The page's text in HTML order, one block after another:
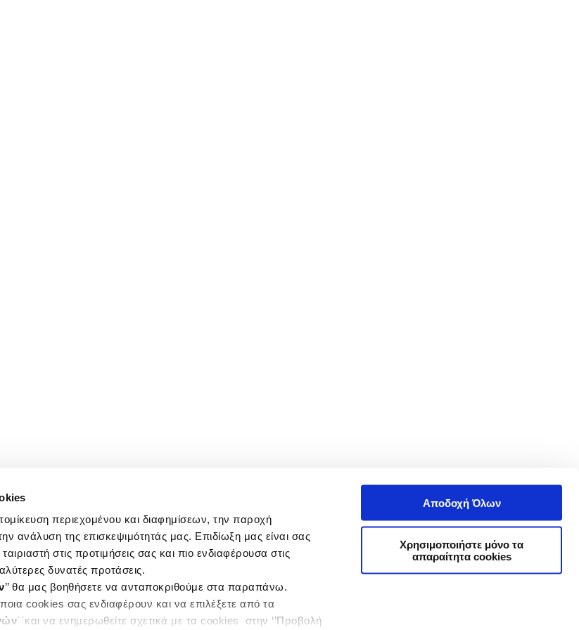
περιεχομένου και διαφημίσεων, την παροχή
ανάλυση της επισκεψιμότητάς μας. Επιδίωξη μας είναι σας
στις προτιμήσεις σας και πιο ενδιαφέρουσα στις
δυνατές προτάσεις.
’’ θα μας βοηθήσετε να ανταποκριθούμε στα παραπάνω.
cookies σας ενδιαφέρουν και να επιλέξετε από τα
΄΄και να ενημερωθείτε σχετικά με τα cookies στην ‘’Προβολή
Αποδοχή Όλων
Χρησιμοποιήστε μόνο τα
απαραίτητα cookies